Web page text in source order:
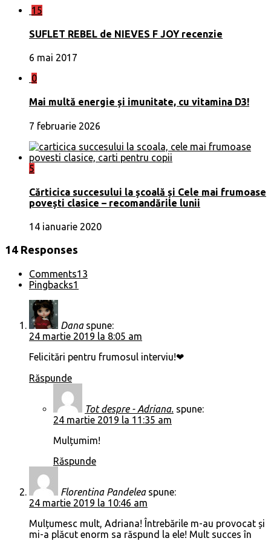
15
SUFLET REBEL de NIEVES F JOY recenzie
6 mai 2017
0
Mai multă energie și imunitate, cu vitamina D3!
7 februarie 2026
5
Cărticica succesului la școală și Cele mai frumoase
povești clasice – recomandările lunii
14 ianuarie 2020
14 Responses
Comments13
Pingbacks1
Dana spune:
24 martie 2019 la 8:05 am
Felicitări pentru frumosul interviu!❤
Răspunde
Tot despre - Adriana. spune:
24 martie 2019 la 11:35 am
Mulțumim!
Răspunde
Florentina Pandelea spune:
24 martie 2019 la 10:46 am
Mulțumesc mult, Adriana! Întrebările m-au provocat și
mi-a plăcut enorm sa răspund la ele! Mult succes în